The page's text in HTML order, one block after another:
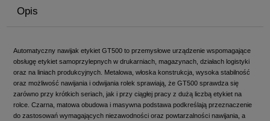
Opis
Automatyczny nawijak etykiet GT500 to przemysłowe urządzenie wspomagające
obsługę etykiet samoprzylepnych w drukarniach, magazynach, działach logistyki
oraz na liniach produkcyjnych. Metalowa, włoska konstrukcja, wysoka stabilność
oraz możliwość nawijania i odwijania rolek sprawiają, że GT500 sprawdza się
zarówno przy krótkich seriach, jak i przy ciągłej pracy z dużą liczbą etykiet na
rolce. Czarna, matowa obudowa i masywna podstawa podkreślają przeznaczenie
do zastosowań wymagających niezawodności oraz powtarzalności nawijania, a